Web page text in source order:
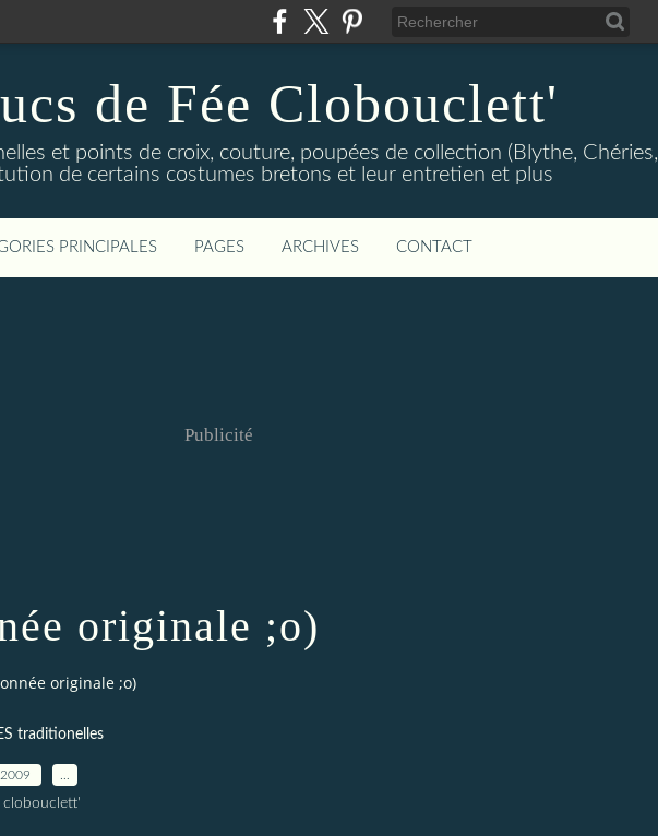
de Fée Clobouclett'
et points de croix, couture, poupées de collection (Blythe, Chéries,
de certains costumes bretons et leur entretien et plus
PRINCIPALES PAGES ARCHIVES CONTACT
Publicité
originale ;o)
originale ;o)
traditionelles
clobouclett'